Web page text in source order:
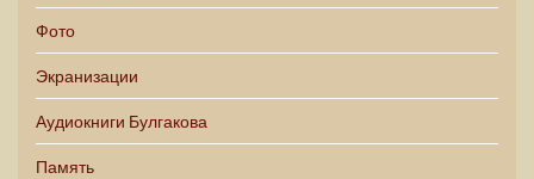
Фото
Экранизации
Аудиокниги Булгакова
Память